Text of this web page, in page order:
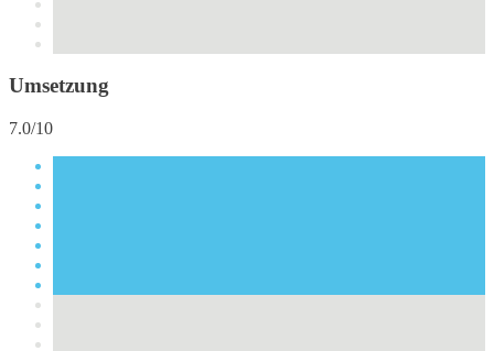
Umsetzung
7.0/10